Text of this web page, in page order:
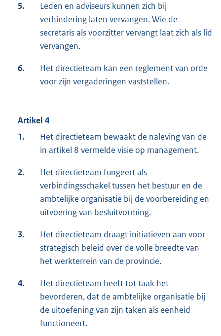
5.
Leden en adviseurs kunnen zich bij
verhindering laten vervangen. Wie de
secretaris als voorzitter vervangt laat zich als lid
vervangen.
6.
Het directieteam kan een reglement van orde
voor zijn vergaderingen vaststellen.
Artikel 4
1.
Het directieteam bewaakt de naleving van de
in artikel 8 vermelde visie op management.
2.
Het directieteam fungeert als
verbindingsschakel tussen het bestuur en de
ambtelijke organisatie bij de voorbereiding en
uitvoering van besluitvorming.
3.
Het directieteam draagt initiatieven aan voor
strategisch beleid over de volle breedte van
het werkterrein van de provincie.
4.
Het directieteam heeft tot taak het
bevorderen, dat de ambtelijke organisatie bij
de uitoefening van zijn taken als eenheid
functioneert.